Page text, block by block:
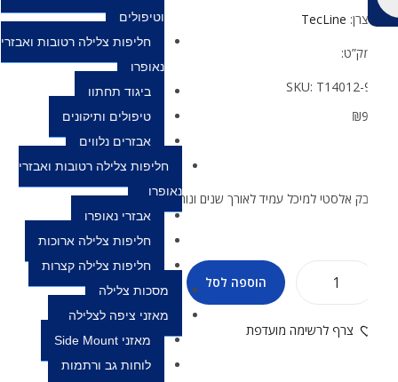
וטיפולים
חליפות צלילה רטובות ואבזרי
נאופרן
ביגוד תחתון
טיפולים ותיקונים
אבזרים נלווים
חליפות צלילה רטובות ואבזרי
נאופרן
אבזרי נאופרן
חליפות צלילה ארוכות
חליפות צלילה קצרות
מסכות צלילה
מאזני ציפה לצלילה
מאזני Side Mount
לוחות גב ורתמות
TecLine
SKU: T14012-
אלסטי למיכל עמיד לאורך שנים ונוח לשימוש
הוספה לסל
צרף לרשימה מועדפת